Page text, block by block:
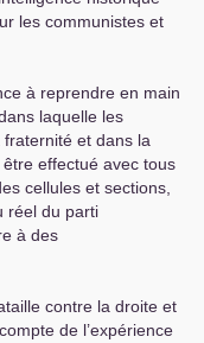
les communistes et
à reprendre en main
laquelle les
et dans la
effectué avec tous
cellules et sections,
réel du parti
à des
contre la droite et
de l’expérience